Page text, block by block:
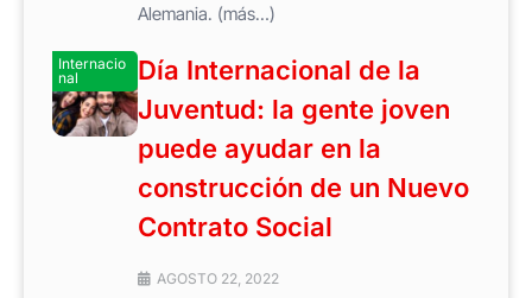
Alemania. (más…)
Internacio
nal
Día Internacional de la
Juventud: la gente joven
puede ayudar en la
construcción de un Nuevo
Contrato Social
AGOSTO 22, 2022